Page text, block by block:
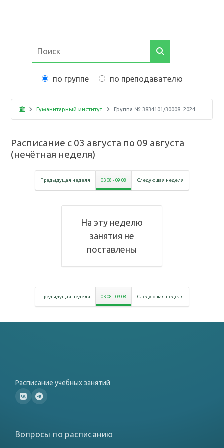
по группе по преподавателю
Гуманитарный институт Группа № 3834101/30008_2024
Расписание с 03 августа по 09 августа
(нечётная неделя)
Предыдущая неделя 03 08 -09 08 Следующая неделя
На эту неделю
занятия не
поставлены
Предыдущая неделя 03 08 -09 08 Следующая неделя
Расписание учебных занятий
Вопросы по расписанию